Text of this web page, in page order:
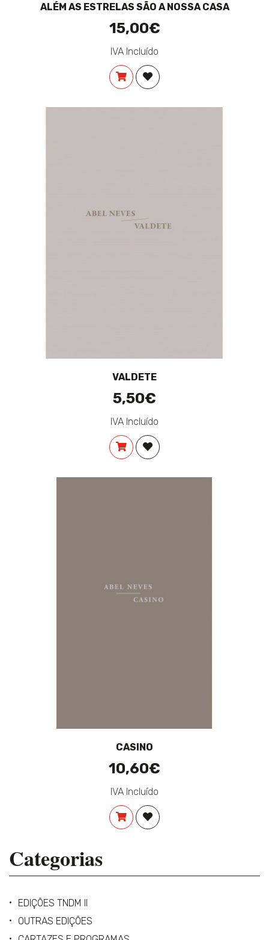
ALÉM AS ESTRELAS SÃO A NOSSA CASA
15,00€
IVA Incluído
COMPRARADICIONAR À LISTA DE
VALDETE
5,50€
IVA Incluído
COMPRARADICIONAR À LISTA DE
CASINO
10,60€
IVA Incluído
COMPRARADICIONAR À LISTA DE
Categorias
EDIÇÕES TNDM II
OUTRAS EDIÇÕES